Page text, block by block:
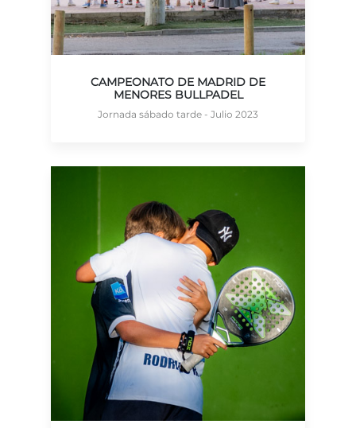
CAMPEONATO DE MADRID DE
MENORES BULLPADEL
Jornada sábado tarde - Julio 2023